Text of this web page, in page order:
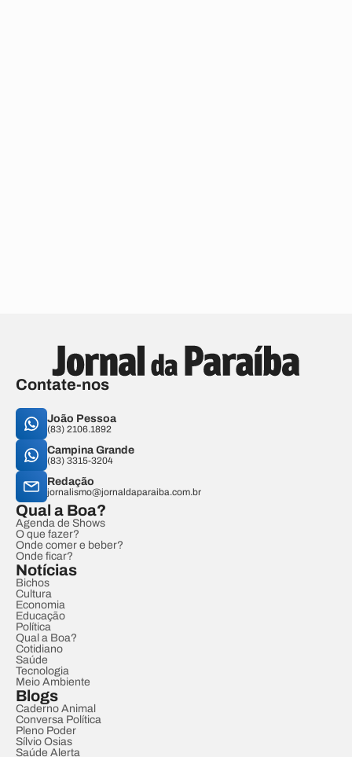
Contate-nos
João Pessoa
(83) 2106.1892
Campina Grande
(83) 3315-3204
Redação
jornalismo@jornaldaparaiba.com.br
Qual a Boa?
Agenda de Shows
O que fazer?
Onde comer e beber?
Onde ficar?
Notícias
Bichos
Cultura
Economia
Educação
Política
Qual a Boa?
Cotidiano
Saúde
Tecnologia
Meio Ambiente
Blogs
Caderno Animal
Conversa Política
Pleno Poder
Sílvio Osias
Saúde Alerta